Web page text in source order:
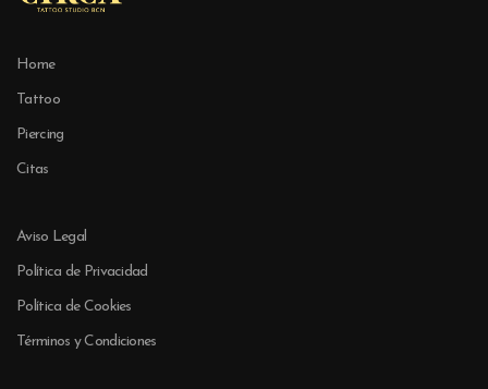
Home
Tattoo
Piercing
Citas
Aviso Legal
Política de Privacidad
Política de Cookies
Términos y Condiciones